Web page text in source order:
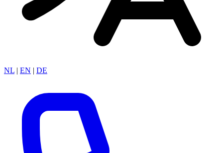
NL | EN | DE